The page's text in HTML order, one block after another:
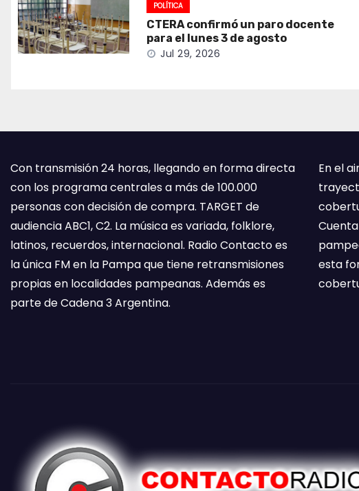
POLÍTICA
CTERA confirmó un paro docente
para el lunes 3 de agosto
Jul 29, 2026
Con transmisión 24 horas, llegando en forma directa
con los programa centrales a más de 100.000
personas con decisión de compra. TARGET de
audiencia ABC1, C2. La música es variada, folklore,
latinos, recuerdos, internacional. Radio Contacto es
la única FM en la Pampa que tiene retransmisiones
propias en localidades pampeanas. Además es
parte de Cadena 3 Argentina.
En el
esta